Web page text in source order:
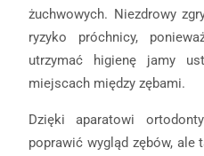
żuchwowych. Niezdrowy
ryzyko próchnicy,
utrzymać higienę jamy
miejscach między zębami.
Dzięki aparatowi
poprawić wygląd zębów, ale